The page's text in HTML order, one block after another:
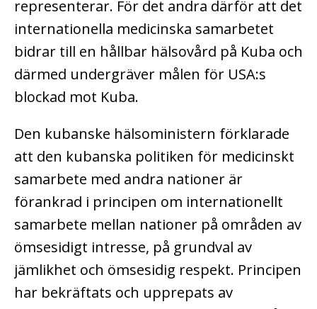
representerar. För det andra därför att det
internationella medicinska samarbetet
bidrar till en hållbar hälsovård på Kuba och
därmed undergräver målen för USA:s
blockad mot Kuba.
Den kubanske hälsoministern förklarade
att den kubanska politiken för medicinskt
samarbete med andra nationer är
förankrad i principen om internationellt
samarbete mellan nationer på områden av
ömsesidigt intresse, på grundval av
jämlikhet och ömsesidig respekt. Principen
har bekräftats och upprepats av